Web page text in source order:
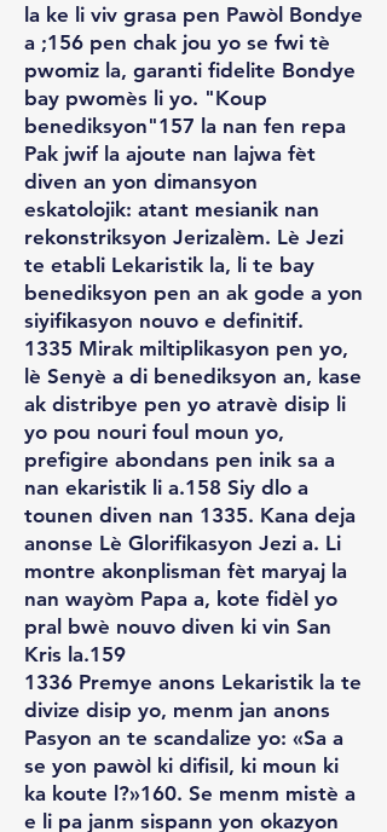
la ke li viv grasa pen Pawòl Bondye
a ;156 pen chak jou yo se fwi tè
pwomiz la, garanti fidelite Bondye
bay pwomès li yo. "Koup
benediksyon"157 la nan fen repa
Pak jwif la ajoute nan lajwa fèt
diven an yon dimansyon
eskatolojik: atant mesianik nan
rekonstriksyon Jerizalèm. Lè Jezi
te etabli Lekaristik la, li te bay
benediksyon pen an ak gode a yon
siyifikasyon nouvo e definitif.
1335 Mirak miltiplikasyon pen yo,
lè Senyè a di benediksyon an, kase
ak distribye pen yo atravè disip li
yo pou nouri foul moun yo,
prefigire abondans pen inik sa a
nan ekaristik li a.158 Siy dlo a
tounen diven nan 1335. Kana deja
anonse Lè Glorifikasyon Jezi a. Li
montre akonplisman fèt maryaj la
nan wayòm Papa a, kote fidèl yo
pral bwè nouvo diven ki vin San
Kris la.159
1336 Premye anons Lekaristik la te
divize disip yo, menm jan anons
Pasyon an te scandalize yo: «Sa a
se yon pawòl ki difisil, ki moun ki
ka koute l?»160. Se menm mistè a
e li pa janm sispann yon okazyon